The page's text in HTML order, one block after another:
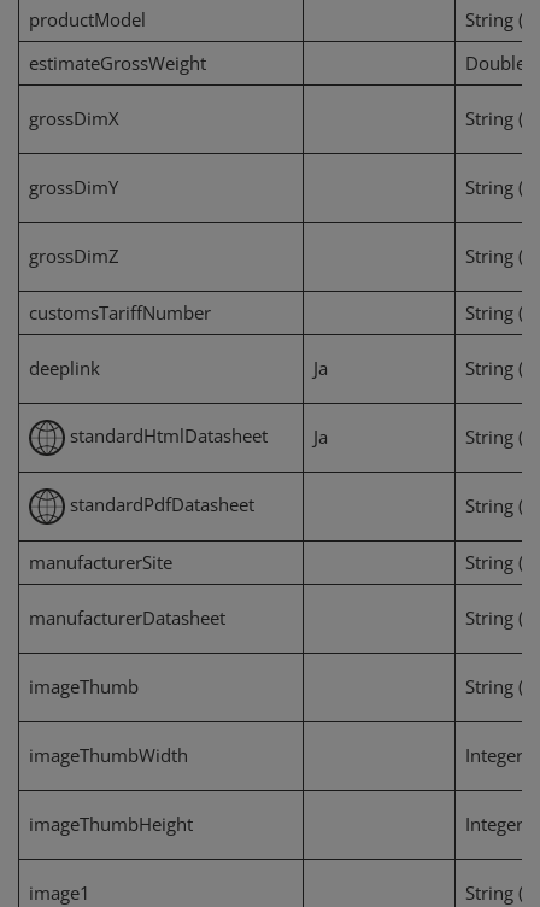
productModel
String
estimateGrossWeight
Double
grossDimX String
grossDimY String
grossDimZ String
customsTariffNumber String
deeplink Ja String
standardHtmlDatasheet Ja String
standardPdfDatasheet String
manufacturerSite String
manufacturerDatasheet String
imageThumb String
imageThumbWidth Integer
imageThumbHeight Integer
image1 String